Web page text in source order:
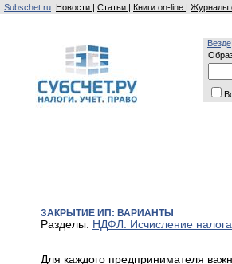
Subschet.ru: Новости | Статьи | Книги on-line | Журналы
Везде
ЗАКРЫТИЕ ИП: ВАРИАНТЫ
Разделы: НДФЛ. Исчисление
Для каждого предпринимателя